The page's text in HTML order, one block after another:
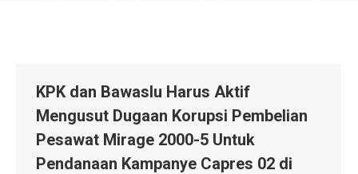
KPK dan Bawaslu Harus Aktif
Mengusut Dugaan Korupsi Pembelian
Pesawat Mirage 2000-5 Untuk
Pendanaan Kampanye Capres 02 di